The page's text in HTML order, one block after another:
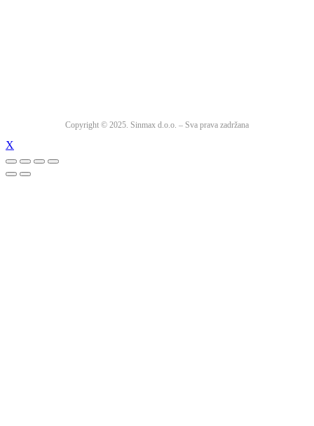
Copyright © 2025. Sinmax d.o.o. – Sva prava zadržana
X